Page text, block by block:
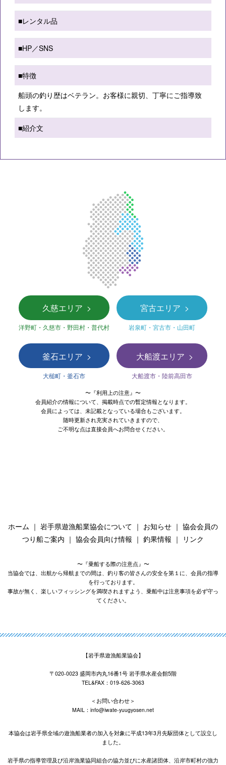
■レンタル品
■HP／SNS
■特徴
船頭の釣り歴はベテラン。お客様に親切、丁寧にご指導致
します。
■紹介文
久慈エリア
洋野町・久慈市・野田村・普代村
宮古エリア
岩泉町・宮古市・山田町
釜石エリア
大槌町・釜石市
大船渡エリア
大船渡市・陸前高田市
〜『利用上の注意』〜
会員紹介の情報について、掲載時点での暫定情報となります。
会員によっては、未記載となっている場合もございます。
随時更新され充実されていきますので、
ご不明な点は直接会員へお問合せください。
ホーム ｜ 岩手県遊漁船業協会について ｜ お知らせ ｜ 協会会員の
つり船ご案内 ｜ 協会会員向け情報 ｜ 釣果情報 ｜ リンク
〜『乗船する際の注意点』〜
当協会では、出航から帰航までの間は、釣り客の皆さんの安全を第１に、会員の指導
を行っております。
事故が無く、楽しいフィッシングを満喫されますよう、乗船中は注意事項を必ず守っ
てください。
【岩手県遊漁船業協会】
〒020-0023 盛岡市内丸16番1号 岩手県水産会館5階
TEL&FAX：019-626-3063
＜お問い合わせ＞
MAIL：info@iwate-yuugyosen.net
本協会は岩手県全域の遊漁船業者の加入を対象に平成13年3月先駆団体として設立し
ました。
岩手県の指導管理及び沿岸漁業協同組合の協力並びに水産諸団体、沿岸市町村の強力